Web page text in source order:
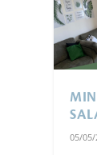
05/05/